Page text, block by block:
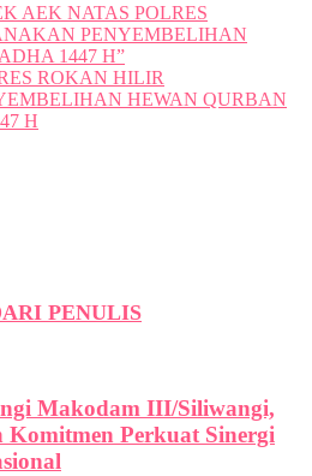
AEK NATAS POLRES
PENYEMBELIHAN
1447 H”
ROKAN HILIR
HEWAN QURBAN
H
PENULIS
Makodam III/Siliwangi,
Komitmen Perkuat Sinergi